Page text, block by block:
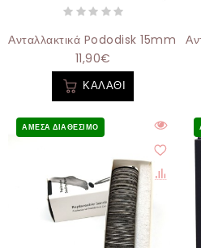
Ανταλλακτικά Pododisk 15mm
11,90€
ΚΑΛΆΘΙ
ΆΜΕΣΑ ΔΙΑΘΈΣΙΜΟ